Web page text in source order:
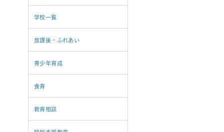
学校一覧
放課後・ふれあい
青少年育成
食育
教育相談